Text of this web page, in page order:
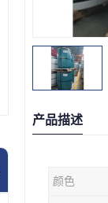
产品描述
颜色